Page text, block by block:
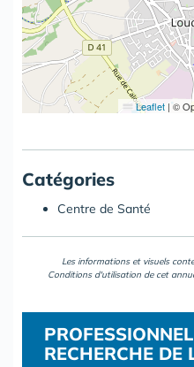
Leaflet | ©
Catégories
Centre de Santé
Les informations et visuels
Conditions d'utilisation de cet
RECHERCHE DE